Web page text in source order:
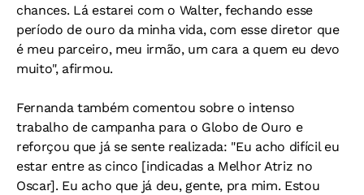
chances. Lá estarei com o Walter, fechando esse
período de ouro da minha vida, com esse diretor que
é meu parceiro, meu irmão, um cara a quem eu devo
muito", afirmou.
Fernanda também comentou sobre o intenso
trabalho de campanha para o Globo de Ouro e
reforçou que já se sente realizada: "Eu acho difícil eu
estar entre as cinco [indicadas a Melhor Atriz no
Oscar]. Eu acho que já deu, gente, pra mim. Estou